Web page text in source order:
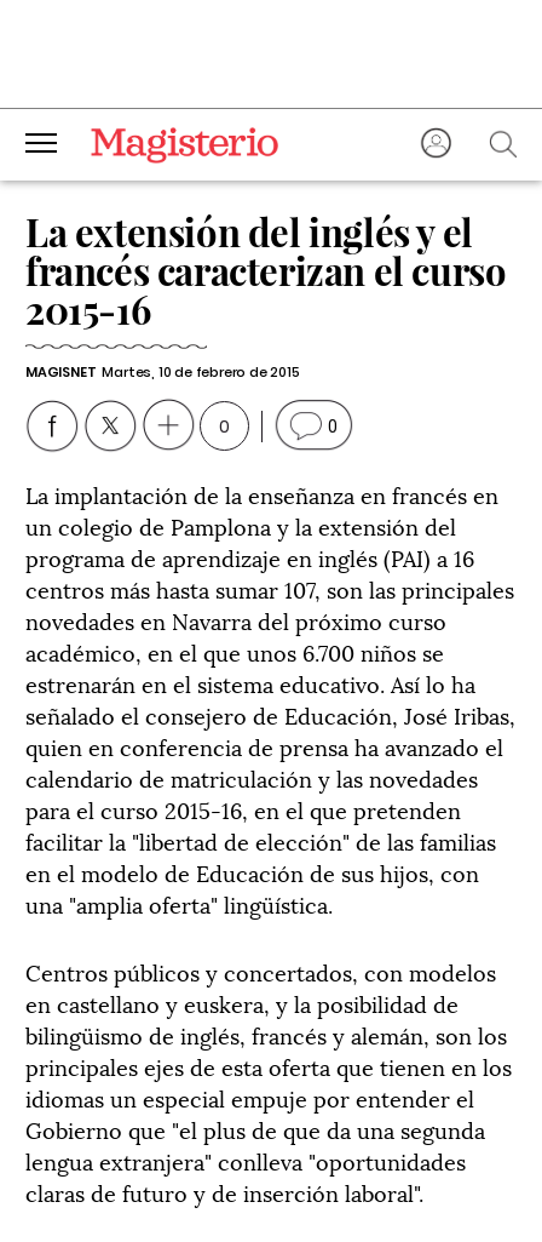
La extensión del inglés y el
francés caracterizan el curso
2015-16
MAGISNET Martes, 10 de febrero de 2015
0 0
La implantación de la enseñanza en francés en
un colegio de Pamplona y la extensión del
programa de aprendizaje en inglés (PAI) a 16
centros más hasta sumar 107, son las principales
novedades en Navarra del próximo curso
académico, en el que unos 6.700 niños se
estrenarán en el sistema educativo. Así lo ha
señalado el consejero de Educación, José Iribas,
quien en conferencia de prensa ha avanzado el
calendario de matriculación y las novedades
para el curso 2015-16, en el que pretenden
facilitar la "libertad de elección" de las familias
en el modelo de Educación de sus hijos, con
una "amplia oferta" lingüística.
Centros públicos y concertados, con modelos
en castellano y euskera, y la posibilidad de
bilingüismo de inglés, francés y alemán, son los
principales ejes de esta oferta que tienen en los
idiomas un especial empuje por entender el
Gobierno que "el plus de que da una segunda
lengua extranjera" conlleva "oportunidades
claras de futuro y de inserción laboral".